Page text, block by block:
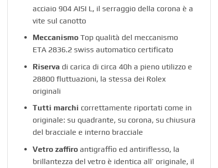
acciaio 904 AISI L, il serraggio della corona è a
vite sul canotto
MeccanismoTop qualità del meccanismo
ETA 2836.2 swiss automatico certificato
Riserva di carica di circa 40h a pieno utilizzo e
28800 fluttuazioni, la stessa dei Rolex
originali
Tutti marchi correttamente riportati come in
originale: su quadrante, su corona, su chiusura
del bracciale e interno bracciale
Vetro zaffiroantigraffio ed antiriflesso, la
brillantezza del vetro è identica all’ originale, il